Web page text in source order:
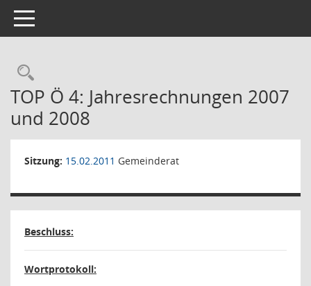
Toggle navigation
Rechercheauswahl
TOP Ö 4: Jahresrechnungen 2007
und 2008
Sitzung: 15.02.2011 Gemeinderat
Beschluss:
Wortprotokoll: